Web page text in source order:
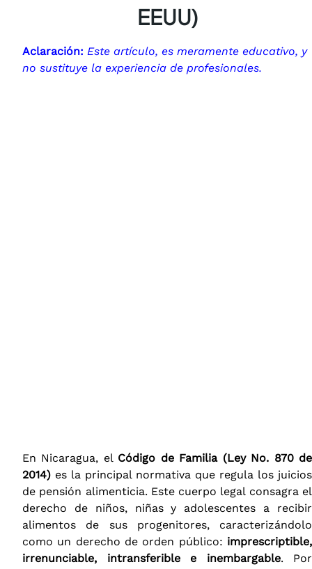
EEUU)
Aclaración: Este artículo, es meramente educativo, y
no sustituye la experiencia de profesionales.
En Nicaragua, el Código de Familia (Ley No. 870 de
2014) es la principal normativa que regula los juicios
de pensión alimenticia​. Este cuerpo legal consagra el
derecho de niños, niñas y adolescentes a recibir
alimentos de sus progenitores, caracterizándolo
como un derecho de orden público: imprescriptible,
irrenunciable, intransferible e inembargable. Por